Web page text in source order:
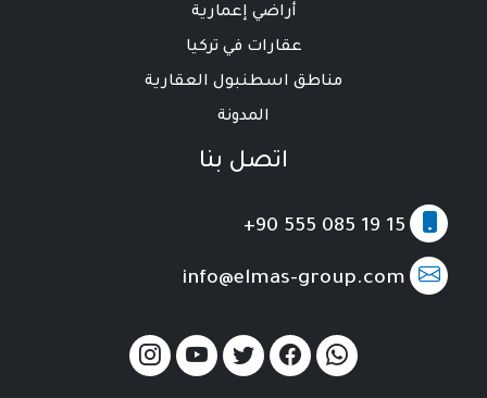
أراضي إعمارية
عقارات في تركيا
مناطق اسطنبول العقارية
المدونة
اتصل بنا
+90 555 085 19 15
info@elmas-group.com